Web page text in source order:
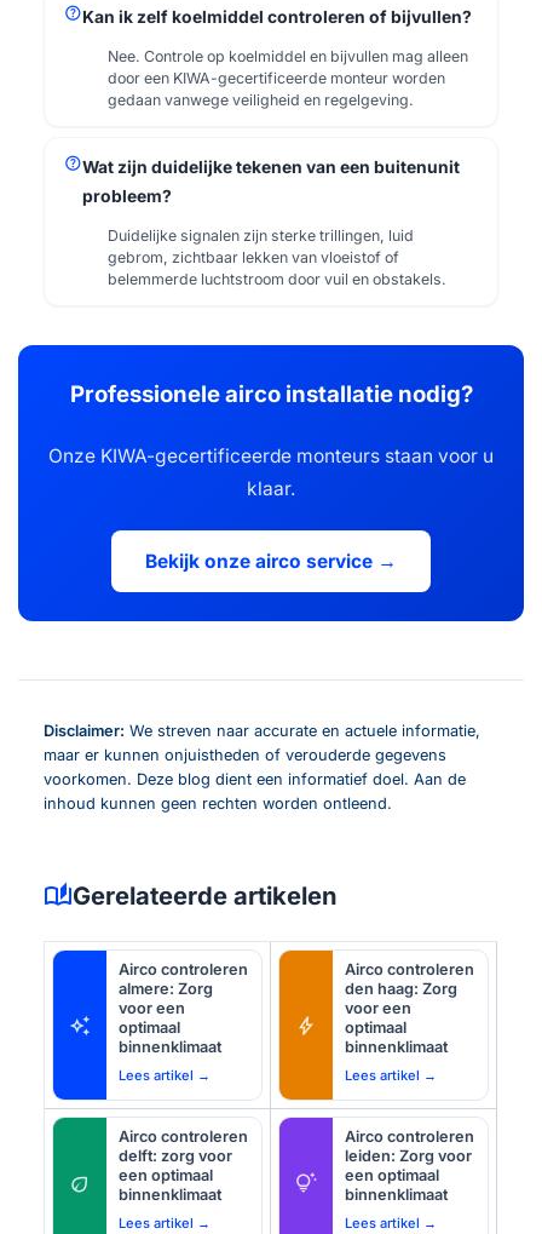
helpKan ik zelf koelmiddel controleren of bijvullen?
Nee. Controle op koelmiddel en bijvullen mag alleen
door een KIWA-gecertificeerde monteur worden
gedaan vanwege veiligheid en regelgeving.
helpWat zijn duidelijke tekenen van een buitenunit
probleem?
Duidelijke signalen zijn sterke trillingen, luid
gebrom, zichtbaar lekken van vloeistof of
belemmerde luchtstroom door vuil en obstakels.
Professionele airco installatie nodig?
Onze KIWA-gecertificeerde monteurs staan voor u
klaar.
Bekijk onze airco service →
Disclaimer: We streven naar accurate en actuele informatie,
maar er kunnen onjuistheden of verouderde gegevens
voorkomen. Deze blog dient een informatief doel. Aan de
inhoud kunnen geen rechten worden ontleend.
auto_storiesGerelateerde artikelen
auto_awesome
Airco controleren
almere: Zorg
voor een
optimaal
binnenklimaat
Lees artikel →
bolt
Airco controleren
den haag: Zorg
voor een
optimaal
binnenklimaat
Lees artikel →
eco
Airco controleren
delft: zorg voor
een optimaal
binnenklimaat
Lees artikel →
tips_and_updates
Airco controleren
leiden: Zorg voor
een optimaal
binnenklimaat
Lees artikel →